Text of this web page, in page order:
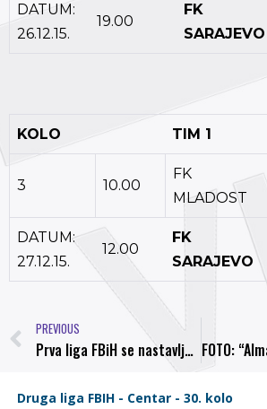
DATUM:
26.12.15.
19.00
FK
SARAJEVO
KOLO TIM 1
3 10.00
FK
MLADOST
DATUM:
27.12.15.
12.00
FK
SARAJEVO
PREVIOUS
Prva liga FBiH se nastavlja 05/06.03.2016. godine